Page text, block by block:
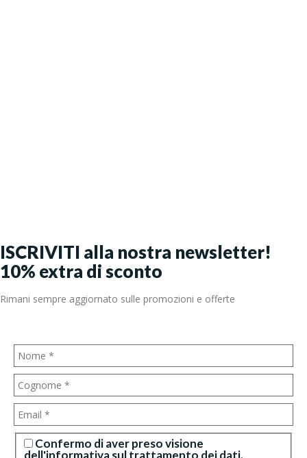
ISCRIVITI alla nostra newsletter!
10% extra di sconto
Rimani sempre aggiornato sulle promozioni e offerte
Confermo di aver preso visione
dell'informativa sul trattamento dei dati.